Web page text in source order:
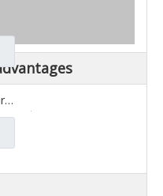
Dents d'angle de bassin d'essieu arrière pour pièces de rechange AZ9981320157 de camion de Sinotruk Howo AC16